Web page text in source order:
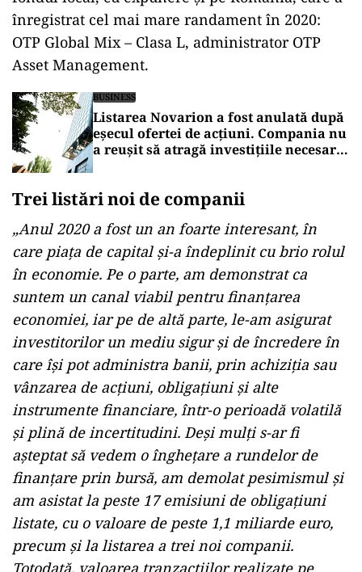
înregistrat cel mai mare randament în 2020:
OTP Global Mix – Clasa L, administrator OTP
Asset Management.
BUSINESS
Listarea Novarion a fost anulată după
eșecul ofertei de acțiuni. Compania nu
a reușit să atragă investițiile necesare
Trei listări noi de companii
„Anul 2020 a fost un an foarte interesant, în
care piața de capital și-a îndeplinit cu brio rolul
în economie. Pe o parte, am demonstrat ca
suntem un canal viabil pentru finanțarea
economiei, iar pe de altă parte, le-am asigurat
investitorilor un mediu sigur și de încredere în
care își pot administra banii, prin achiziția sau
vânzarea de acțiuni, obligațiuni și alte
instrumente financiare, într-o perioadă volatilă
și plină de incertitudini. Deși mulți s-ar fi
așteptat să vedem o înghețare a rundelor de
finanțare prin bursă, am demolat pesimismul și
am asistat la peste 17 emisiuni de obligațiuni
listate, cu o valoare de peste 1,1 miliarde euro,
precum și la listarea a trei noi companii.
Totodată, valoarea tranzacțiilor realizate pe